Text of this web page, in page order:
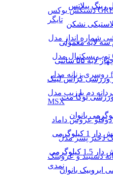
دستکش بوکس GREENHILL مدل
تایگر
دم پا زیپ مدل
MSX
عروس داماد
دستبند و عروسک
نمدی
رینگ پیلاتس
لایه معمولی
۵۵ سانتی
ورزشی کراس لینک